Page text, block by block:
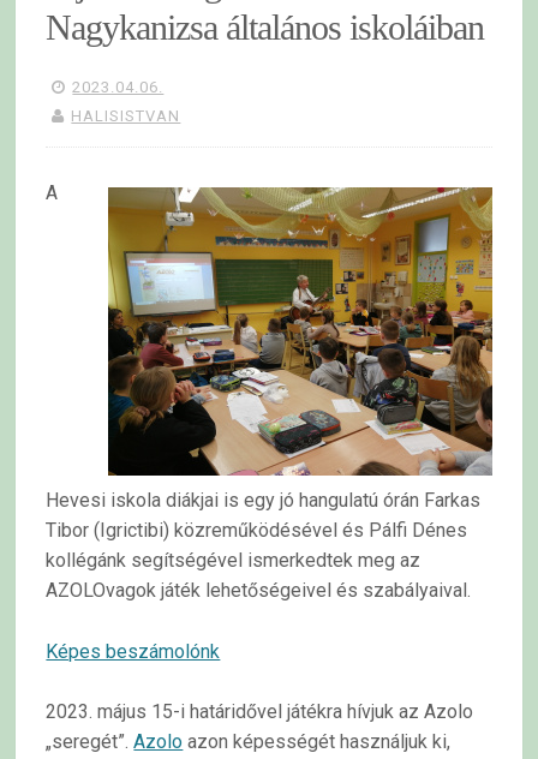
Nagykanizsa általános iskoláiban
2023.04.06.
HALISISTVAN
A
Hevesi iskola diákjai is egy jó hangulatú órán Farkas
Tibor (Igrictibi) közreműködésével és Pálfi Dénes
kollégánk segítségével ismerkedtek meg az
AZOLOvagok játék lehetőségeivel és szabályaival.
Képes beszámolónk
2023. május 15-i határidővel játékra hívjuk az Azolo
„seregét”.Azolo azon képességét használjuk ki,